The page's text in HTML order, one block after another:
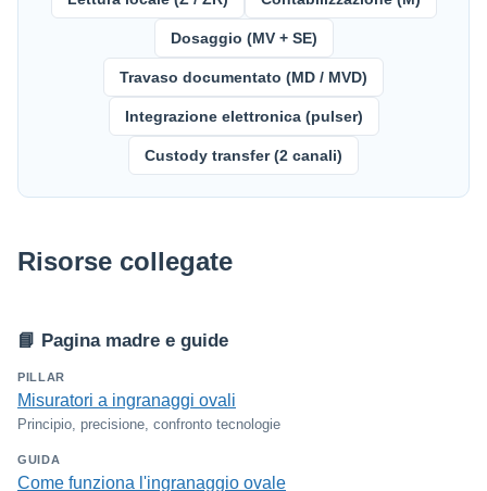
Dosaggio (MV + SE)
Travaso documentato (MD / MVD)
Integrazione elettronica (pulser)
Custody transfer (2 canali)
Risorse collegate
📘 Pagina madre e guide
PILLAR
Misuratori a ingranaggi ovali
Principio, precisione, confronto tecnologie
GUIDA
Come funziona l'ingranaggio ovale